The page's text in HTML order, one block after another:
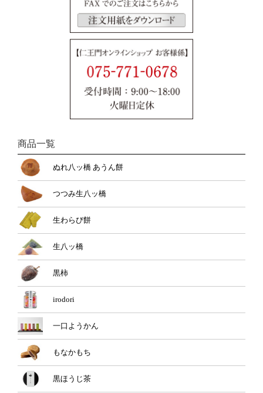
商品一覧
ぬれ八ッ橋 あうん餅
つつみ生八ッ橋
生わらび餅
生八ッ橋
黒柿
irodori
一口ようかん
もなかもち
黒ほうじ茶